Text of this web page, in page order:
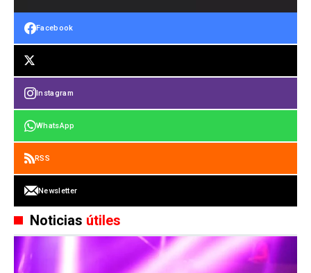
Facebook
Instagram
WhatsApp
RSS
Newsletter
Noticias útiles